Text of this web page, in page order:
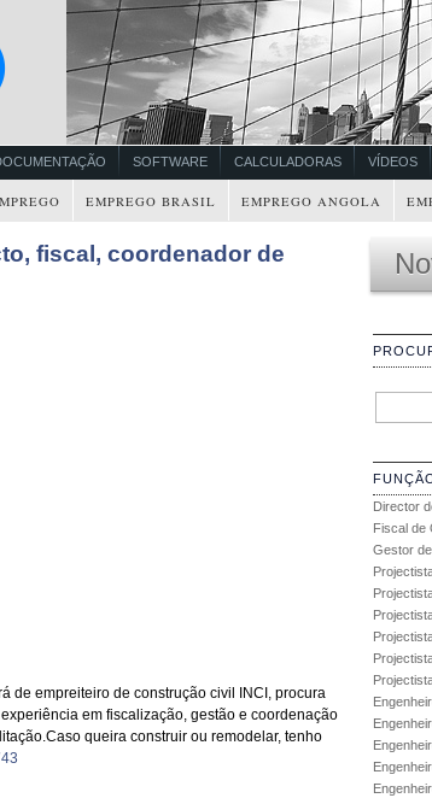
SOFTWARE CALCULADORAS VÍDEOS
EMPREGO BRASIL EMPREGO ANGOLA
fiscal, coordenador de
de empreiteiro de construção civil INCI, procura
em fiscalização, gestão e coordenação
queira construir ou remodelar, tenho
Director
Fiscal de
Gestor